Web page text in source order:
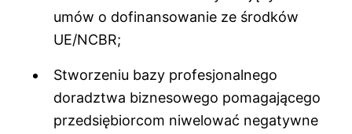
umów o dofinansowanie ze środków
UE/NCBR;
Stworzeniu bazy profesjonalnego
doradztwa biznesowego pomagającego
przedsiębiorcom niwelować negatywne